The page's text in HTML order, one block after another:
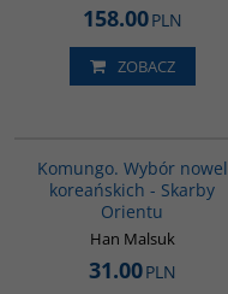
158.00PLN
ZOBACZ
Komungo. Wybór nowel
koreańskich - Skarby
Orientu
Han Malsuk
31.00PLN